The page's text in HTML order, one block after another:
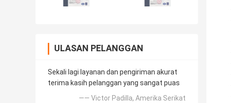
ULASAN PELANGGAN
Sekali lagi layanan dan pengiriman akurat
terima kasih pelanggan yang sangat puas
—— Victor Padilla, Amerika Serikat